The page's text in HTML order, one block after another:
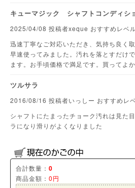
キューマジック シャフトコンディシ
2025/04/08 投稿者xeque おすすめレベ
迅速丁寧なご対応いただき、気持ち良く取
早速使ってみました。汚れを落とすだけ
ます。お手頃価格で満足です。買ってよか
ツルサラ
2016/08/16 投稿者いっしー おすすめレ
シャフトにたまったチョーク汚れは見た
ラになり滑りがよくなりました
合計数量： 0
商品金額： 0円